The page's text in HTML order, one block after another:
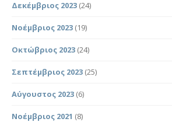
Δεκέμβριος 2023 (24)
Νοέμβριος 2023 (19)
Οκτώβριος 2023 (24)
Σεπτέμβριος 2023 (25)
Αύγουστος 2023 (6)
Νοέμβριος 2021 (8)